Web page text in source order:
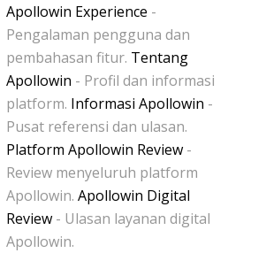
Apollowin Experience -
Pengalaman pengguna dan
pembahasan fitur. Tentang
Apollowin - Profil dan informasi
platform. Informasi Apollowin -
Pusat referensi dan ulasan.
Platform Apollowin Review -
Review menyeluruh platform
Apollowin. Apollowin Digital
Review - Ulasan layanan digital
Apollowin.